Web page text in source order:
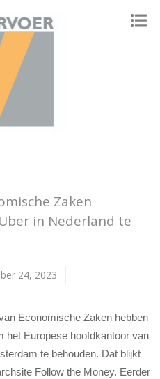
Zaken
in Nederland te
24, 2023
Economische Zaken hebben
het Europese hoofdkantoor van
te behouden. Dat blijkt
Follow the Money. Eerder